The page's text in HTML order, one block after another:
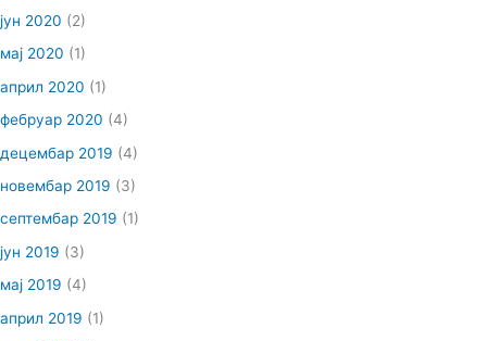
јун 2020 (2)
мај 2020 (1)
април 2020 (1)
фебруар 2020 (4)
децембар 2019 (4)
новембар 2019 (3)
септембар 2019 (1)
јун 2019 (3)
мај 2019 (4)
април 2019 (1)